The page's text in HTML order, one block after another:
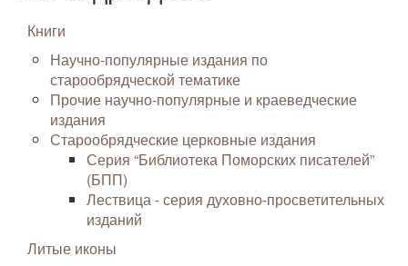
Книги
Научно-популярные издания по
старообрядческой тематике
Прочие научно-популярные и краеведческие
издания
Старообрядческие церковные издания
Серия “Библиотека Поморских писателей”
(БПП)
Лествица - серия духовно-просветительных
изданий
Литые иконы